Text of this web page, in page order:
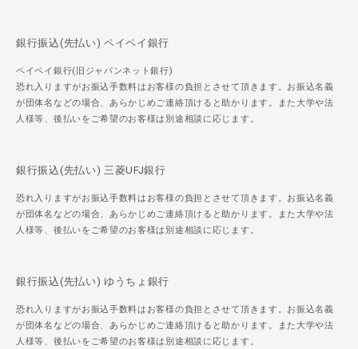
銀行振込(先払い) ペイペイ銀行
ペイペイ銀行(旧ジャパンネット銀行)
恐れ入りますがお振込手数料はお客様の負担とさせて頂きます。お振込名義
が団体名などの場合、あらかじめご連絡頂けると助かります。また大学や法
人様等、後払いをご希望のお客様は別途相談に応じます。
銀行振込(先払い) 三菱UFJ銀行
恐れ入りますがお振込手数料はお客様の負担とさせて頂きます。お振込名義
が団体名などの場合、あらかじめご連絡頂けると助かります。また大学や法
人様等、後払いをご希望のお客様は別途相談に応じます。
銀行振込(先払い) ゆうちょ銀行
恐れ入りますがお振込手数料はお客様の負担とさせて頂きます。お振込名義
が団体名などの場合、あらかじめご連絡頂けると助かります。また大学や法
人様等、後払いをご希望のお客様は別途相談に応じます。